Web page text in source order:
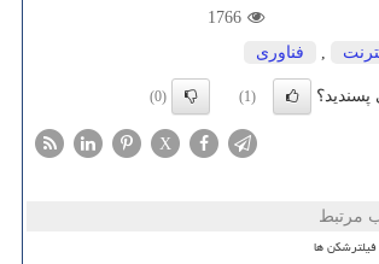
1766
فناوری
(1)
(0)
X
مرتبط
ها